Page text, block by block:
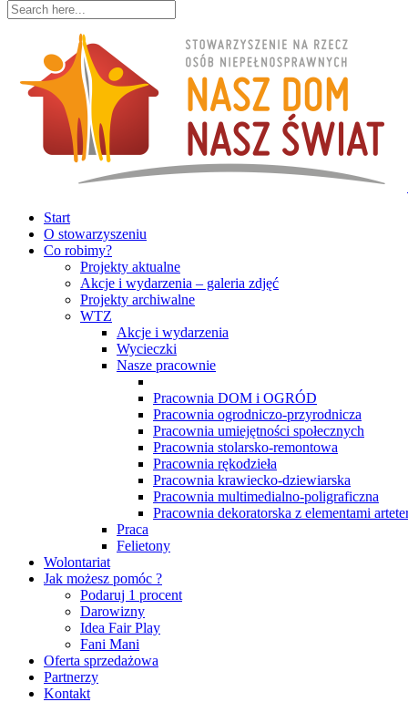
Start
O stowarzyszeniu
Co robimy?
Projekty aktualne
Akcje i wydarzenia – galeria zdjęć
Projekty archiwalne
WTZ
Akcje i wydarzenia
Wycieczki
Nasze pracownie
Pracownia DOM i OGRÓD
Pracownia ogrodniczo-przyrodnicza
Pracownia umiejętności społecznych
Pracownia stolarsko-remontowa
Pracownia rękodzieła
Pracownia krawiecko-dziewiarska
Pracownia multimedialno-poligraficzna
Pracownia dekoratorska z elementami
Praca
Felietony
Wolontariat
Jak możesz pomóc ?
Podaruj 1 procent
Darowizny
Idea Fair Play
Fani Mani
Oferta sprzedażowa
Partnerzy
Kontakt